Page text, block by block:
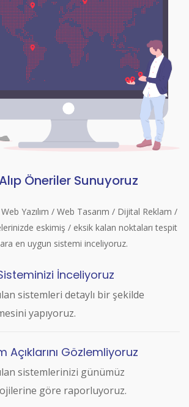
Öneriler Sunuyoruz
Yazılım / Web Tasarım / Dijital Reklam /
eskimiş / eksik kalan noktaları tespit
en uygun sistemi inceliyoruz.
İnceliyoruz
sistemleri detaylı bir şekilde
yapıyoruz.
Açıklarını Gözlemliyoruz
sistemlerinizi günümüz
göre raporluyoruz.